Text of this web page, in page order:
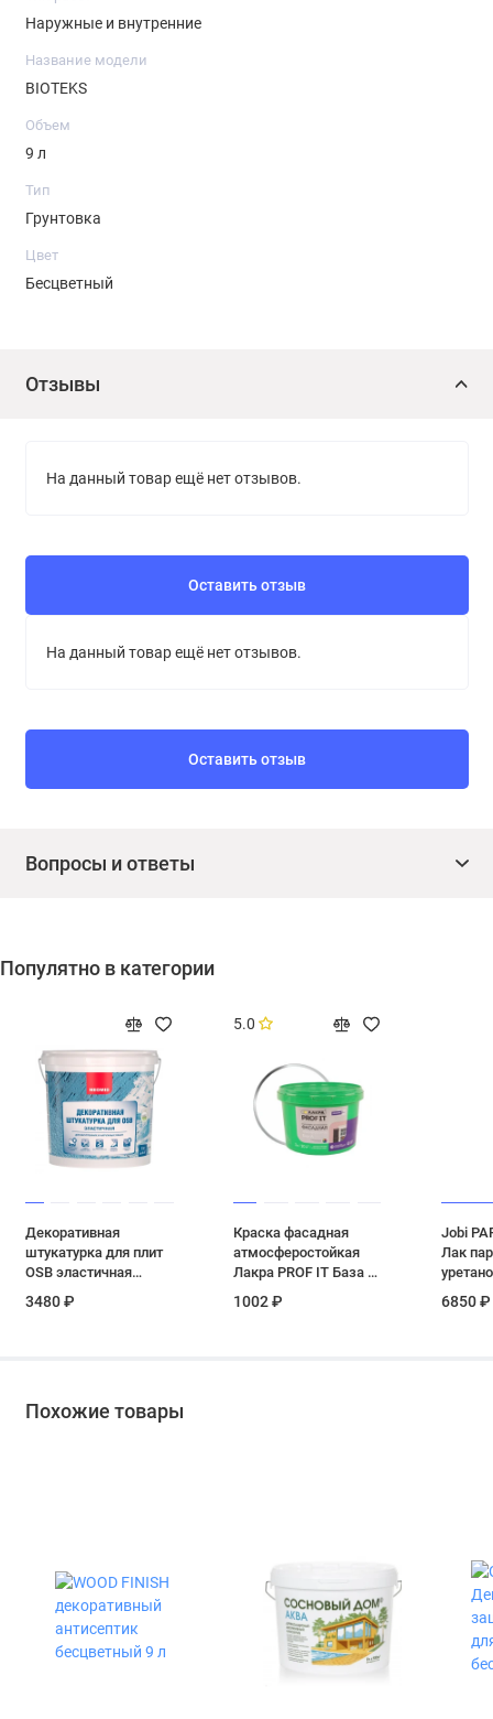
Наружные и внутренние
Название модели
BIOTEKS
Объем
9 л
Тип
Грунтовка
Цвет
Бесцветный
Отзывы
На данный товар ещё нет отзывов.
Оставить отзыв
На данный товар ещё нет отзывов.
Оставить отзыв
Вопросы и ответы
Популятно в категории
Декоративная
штукатурка для плит
OSB эластичная
кг
3480 ₽
5.0
Краска фасадная
атмосферостойкая
Лакра PROF IT База А
1002 ₽
Jobi
Лак
6850 ₽
Похожие товары